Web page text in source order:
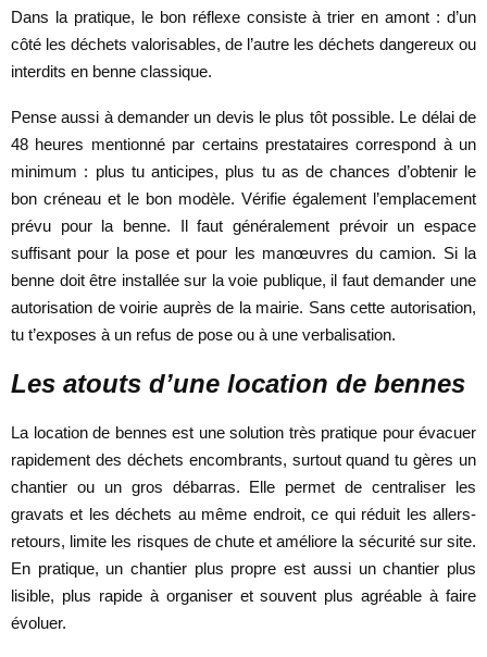
Dans la pratique, le bon réflexe consiste à trier en amont : d’un
côté les déchets valorisables, de l’autre les déchets dangereux ou
interdits en benne classique.
Pense aussi à demander un devis le plus tôt possible. Le délai de
48 heures mentionné par certains prestataires correspond à un
minimum : plus tu anticipes, plus tu as de chances d’obtenir le
bon créneau et le bon modèle. Vérifie également l’emplacement
prévu pour la benne. Il faut généralement prévoir un espace
suffisant pour la pose et pour les manœuvres du camion. Si la
benne doit être installée sur la voie publique, il faut demander une
autorisation de voirie auprès de la mairie. Sans cette autorisation,
tu t’exposes à un refus de pose ou à une verbalisation.
Les atouts d’une location de bennes
La location de bennes est une solution très pratique pour évacuer
rapidement des déchets encombrants, surtout quand tu gères un
chantier ou un gros débarras. Elle permet de centraliser les
gravats et les déchets au même endroit, ce qui réduit les allers-
retours, limite les risques de chute et améliore la sécurité sur site.
En pratique, un chantier plus propre est aussi un chantier plus
lisible, plus rapide à organiser et souvent plus agréable à faire
évoluer.